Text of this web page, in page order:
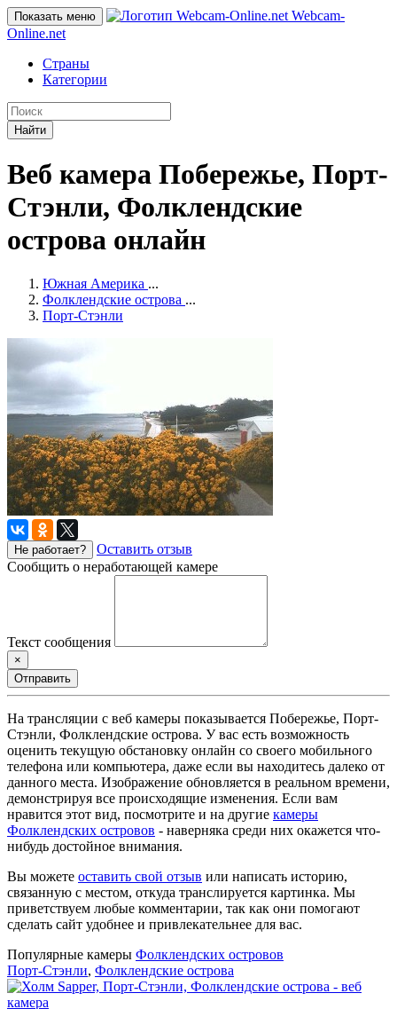
Показать меню
Webcam-
Online.net
Страны
Категории
Найти
Веб камера Побережье, Порт-
Стэнли, Фолклендские
острова онлайн
Южная Америка ...
Фолклендские острова ...
Порт-Стэнли
Не работает?
Оставить отзыв
Сообщить о неработающей камере
Текст сообщения
×
Отправить
На трансляции с веб камеры показывается Побережье, Порт-
Стэнли, Фолклендские острова. У вас есть возможность
оценить текущую обстановку онлайн со своего мобильного
телефона или компьютера, даже если вы находитесь далеко от
данного места. Изображение обновляется в реальном времени,
демонстрируя все происходящие изменения. Если вам
нравится этот вид, посмотрите и на другие камеры
Фолклендских островов - наверняка среди них окажется что-
нибудь достойное внимания.
Вы можете оставить свой отзыв или написать историю,
связанную с местом, откуда транслируется картинка. Мы
приветствуем любые комментарии, так как они помогают
сделать сайт удобнее и привлекательнее для вас.
Популярные камеры Фолклендских островов
Порт-Стэнли, Фолклендские острова